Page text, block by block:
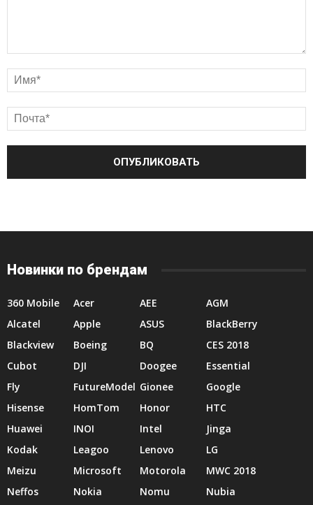
Новинки по брендам
360 Mobile Acer AEE
AGM
Alcatel
Apple ASUS
BlackBerry
Blackview
Boeing BQ
CES 2018
Cubot
DJI Doogee
Essential
Fly
FutureModel Gionee
Google
Hisense
HomTom Honor
HTC
Huawei
INOI Intel
Jinga
Kodak
Leagoo Lenovo
LG
Meizu
Microsoft Motorola
MWC 2018
Neffos
Nokia Nomu
Nubia